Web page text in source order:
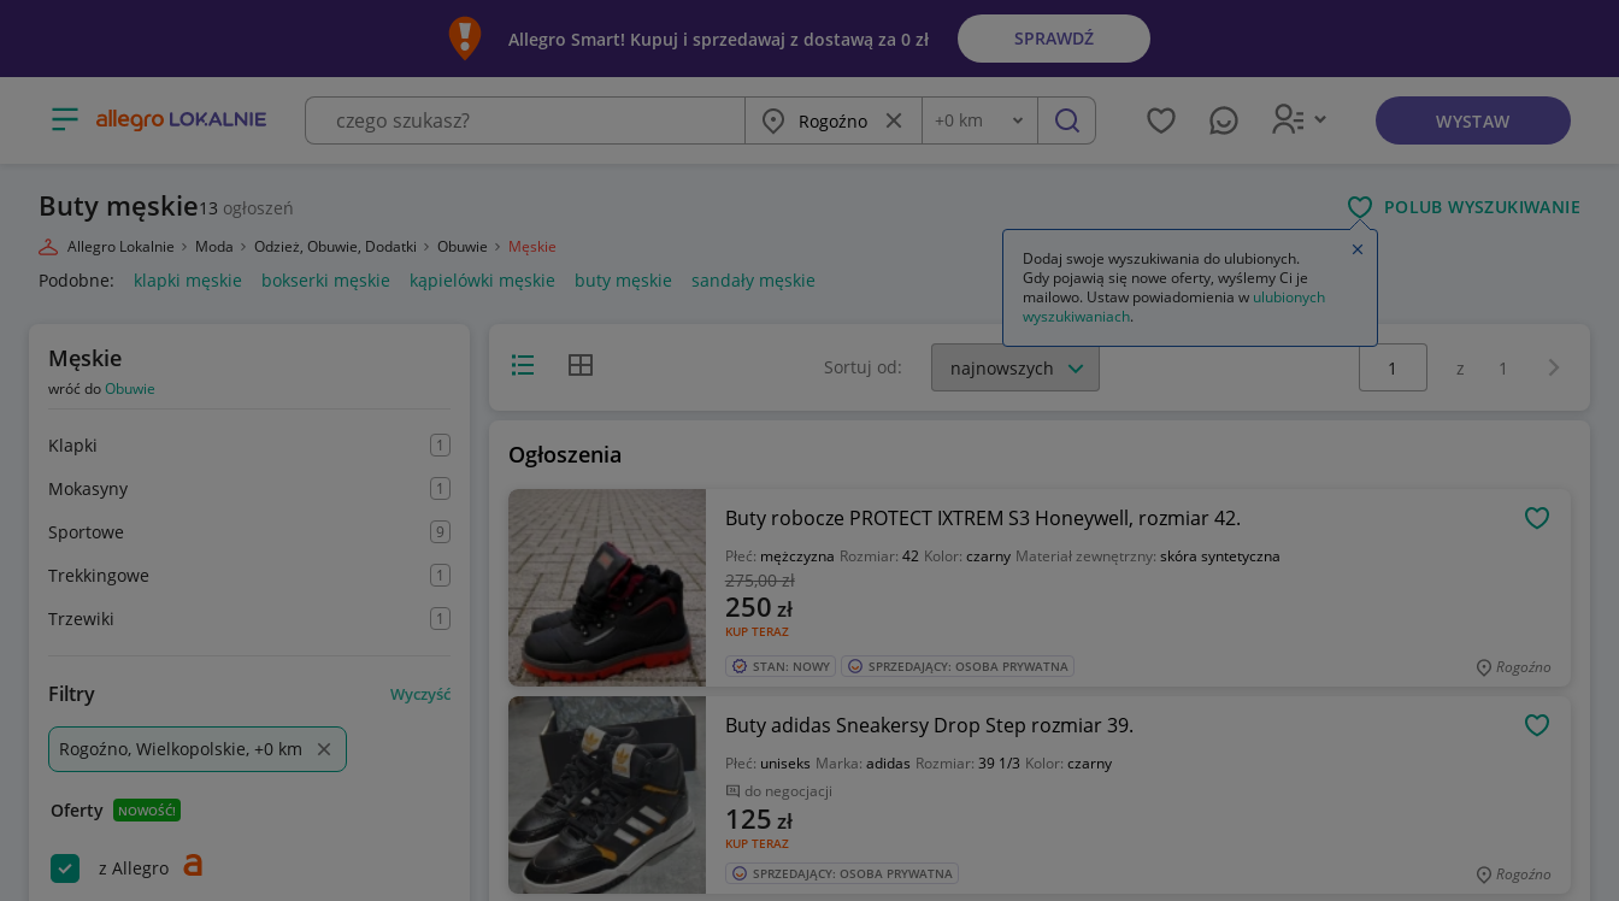
Allegro Smart! Kupuj i sprzedawaj z dostawą za 0 zł SPRAWDŹ
Otwórz menu z kategoriami Miasto Wyczyść frazę
Odległość
+0 km szukaj WYSTAW
Buty męskie13 ogłoszeń POLUB WYSZUKIWANIE
Allegro Lokalnie Moda Odzież, Obuwie, Dodatki Obuwie Męskie
Podobne: klapki męskie bokserki męskie kąpielówki męskie buty męskie sandały męskie
Męskie
wróć doObuwie
Klapki 1
Mokasyny 1
Sportowe 9
Trekkingowe 1
Trzewiki 1
Filtry Wyczyść
Rogoźno, Wielkopolskie, +0 km
Oferty NOWOŚĆ!
z Allegro
Widok listyWidok siatki Sortuj od:
Wybierz stronę:
z 1
Ogłoszenia
Buty robocze PROTECT IXTREM S3 Honeywell, rozmiar 42.
Płeć: mężczyzna Rozmiar: 42 Kolor: czarny Materiał zewnętrzny: skóra syntetyczna
275,00 zł
KUP TERAZ
250 zł
STAN: NOWY SPRZEDAJĄCY: OSOBA PRYWATNA Rogoźno
Buty adidas Sneakersy Drop Step rozmiar 39.
Płeć: uniseks Marka: adidas Rozmiar: 39 1/3 Kolor: czarny
do negocjacji
KUP TERAZ
125 zł
SPRZEDAJĄCY: OSOBA PRYWATNA Rogoźno
Dodaj swoje wyszukiwania do ulubionych.
Gdy pojawią się nowe oferty, wyślemy Ci je
mailowo. Ustaw powiadomienia w ulubionych
wyszukiwaniach.
Zamknij wskazówkę